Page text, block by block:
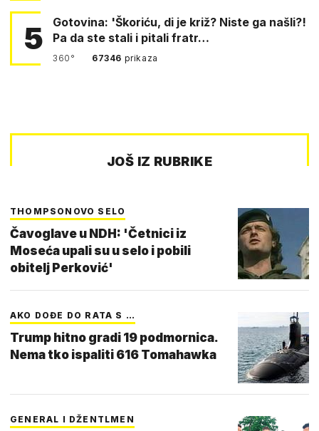
5
Gotovina: 'Škoriću, di je križ? Niste ga našli?!
Pa da ste stali i pitali fratr…
360° 67346 prikaza
JOŠ IZ RUBRIKE
THOMPSONOVO SELO
Čavoglave u NDH: 'Četnici iz
Moseća upali su u selo i pobili
obitelj Perković'
AKO DOĐE DO RATA S …
Trump hitno gradi 19 podmornica.
Nema tko ispaliti 616 Tomahawka
GENERAL I DŽENTLMEN